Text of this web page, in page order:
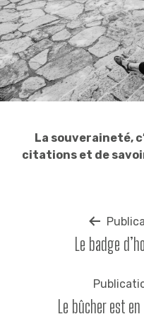
La souveraineté,
citations et de
Navigation
Le badge
Le bûcher est